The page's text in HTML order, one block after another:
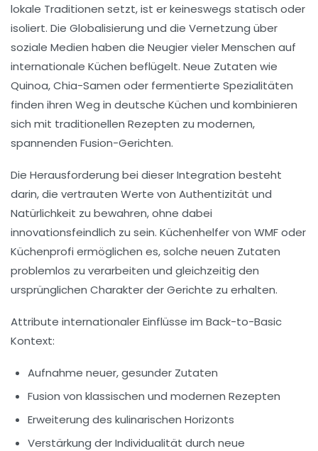
lokale Traditionen setzt, ist er keineswegs statisch oder
isoliert. Die Globalisierung und die Vernetzung über
soziale Medien haben die Neugier vieler Menschen auf
internationale Küchen beflügelt. Neue Zutaten wie
Quinoa, Chia-Samen oder fermentierte Spezialitäten
finden ihren Weg in deutsche Küchen und kombinieren
sich mit traditionellen Rezepten zu modernen,
spannenden Fusion-Gerichten.
Die Herausforderung bei dieser Integration besteht
darin, die vertrauten Werte von Authentizität und
Natürlichkeit zu bewahren, ohne dabei
innovationsfeindlich zu sein. Küchenhelfer von WMF oder
Küchenprofi ermöglichen es, solche neuen Zutaten
problemlos zu verarbeiten und gleichzeitig den
ursprünglichen Charakter der Gerichte zu erhalten.
Attribute internationaler Einflüsse im Back-to-Basic
Kontext:
Aufnahme neuer, gesunder Zutaten
Fusion von klassischen und modernen Rezepten
Erweiterung des kulinarischen Horizonts
Verstärkung der Individualität durch neue